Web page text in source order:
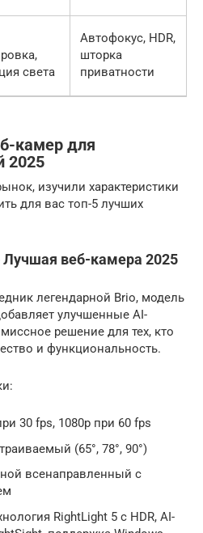
света
Автофокус, HDR,
шторка
приватности
камер для
2025
изучили характеристики
для вас топ-5 лучших
Лучшая веб-камера 2025
легендарной Brio, модель
улучшенные AI-
решение для тех, кто
и функциональность.
30 fps, 1080p при 60 fps
(65°, 78°, 90°)
всенаправленный с
RightLight 5 с HDR, AI-